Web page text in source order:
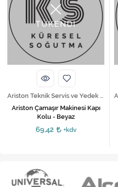
TÜKENDİ
Ariston Teknik Servis ve Yedek Parça Hizmetleri
Ariston Çamaşır Makinesi Kapı
Kolu - Beyaz
69,42 +kdv